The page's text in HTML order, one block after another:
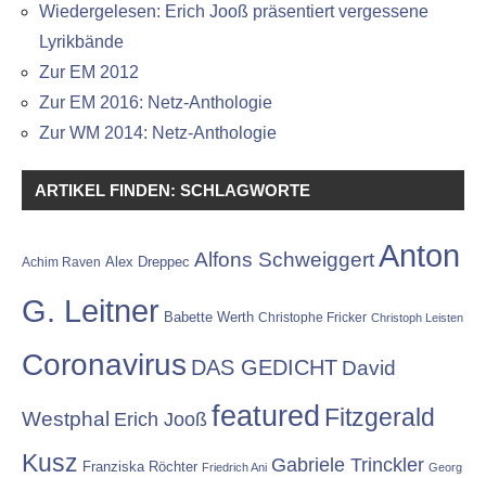
Wiedergelesen: Erich Jooß präsentiert vergessene
Lyrikbände
Zur EM 2012
Zur EM 2016: Netz-Anthologie
Zur WM 2014: Netz-Anthologie
ARTIKEL FINDEN: SCHLAGWORTE
Achim Raven Alex Dreppec Alfons Schweiggert Anton
G. Leitner Babette Werth Christophe Fricker Christoph Leisten
Coronavirus DAS GEDICHT David
Westphal Erich Jooß featured Fitzgerald
Kusz Franziska Röchter Friedrich Ani Gabriele Trinckler Georg